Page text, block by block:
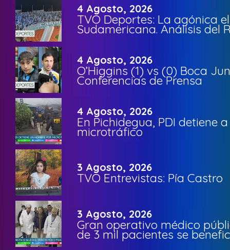
4 Agosto, 2026
TVO Deportes: La agónica
Sudamericana. Análisis del
4 Agosto, 2026
O’Higgins (1) vs (0) Boca
Conferencias de Prensa
4 Agosto, 2026
En Pichidegua, PDI detiene
microtráfico
3 Agosto, 2026
TVO Entrevistas: Pía Castro
3 Agosto, 2026
Gran operativo médico
de 3 mil pacientes se